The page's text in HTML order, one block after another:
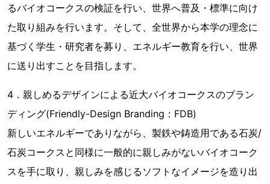
るバイオコークスの検証を行い、世界へ普及・標準に向け
た取り組みを行います。そして、全世界から本学の理念に
基づく学生・研究者を募り、エネルギー教育を行い、世界
に送り出すことを目指します。
4．親しめるデザインによる近大バイオコークスのブラン
ディング(Friendly-Design Branding：FDB)
新しいエネルギーでありながら、製鉄や鋳造用である石炭/
石炭コークスと同様に一般的に親しみがないバイオコーク
スを手に取り、親しみを感じるソフトなイメージを造り出